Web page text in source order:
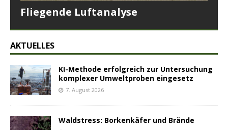
Fliegende Luftanalyse
AKTUELLES
KI-Methode erfolgreich zur Untersuchung
komplexer Umweltproben eingesetz
7. August 2026
Waldstress: Borkenkäfer und Brände